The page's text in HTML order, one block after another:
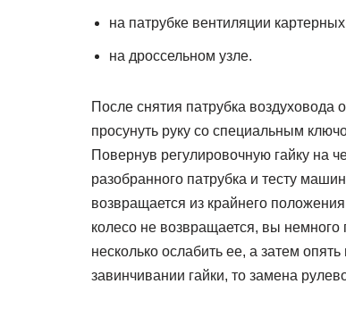
на патрубке вентиляции картерных
на дроссельном узле.
После снятия патрубка
просунуть руку со специальным
Повернув регулировочную гайку на
разобранного патрубка и тесту
возвращается из крайнего
колесо не возвращается, вы
несколько ослабить ее, а затем
завинчивании гайки, то замена